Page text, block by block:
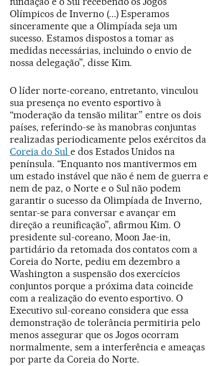
Olímpicos de Inverno (...) Esperamos
sinceramente que a Olimpíada seja um
sucesso. Estamos dispostos a tomar as
medidas necessárias, incluindo o envio de
nossa delegação”, disse Kim.
O líder norte-coreano, entretanto, vinculou
sua presença no evento esportivo à
“moderação da tensão militar” entre os dois
países, referindo-se às manobras conjuntas
realizadas periodicamente pelos exércitos da
Coreia do Sul e dos Estados Unidos na
península. “Enquanto nos mantivermos em
um estado instável que não é nem de guerra e
nem de paz, o Norte e o Sul não podem
garantir o sucesso da Olimpíada de Inverno,
sentar-se para conversar e avançar em
direção a reunificação”, afirmou Kim. O
presidente sul-coreano, Moon Jae-in,
partidário da retomada dos contatos com a
Coreia do Norte, pediu em dezembro a
Washington a suspensão dos exercícios
conjuntos porque a próxima data coincide
com a realização do evento esportivo. O
Executivo sul-coreano considera que essa
demonstração de tolerância permitiria pelo
menos assegurar que os Jogos ocorram
normalmente, sem a interferência e ameaças
por parte da Coreia do Norte.